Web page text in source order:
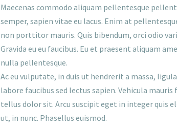
Maecenas commodo aliquam pellentesque
semper, sapien vitae eu lacus. Enim at
non porttitor mauris. Quis bibendum, orci odio
Gravida eu eu faucibus. Eu et praesent aliquam
nulla pellentesque.
Ac eu vulputate, in duis ut hendrerit a massa,
labore faucibus sed lectus sapien. Vehicula
tellus dolor sit. Arcu suscipit eget in integer quis
ut, in nunc. Phasellus euismod.